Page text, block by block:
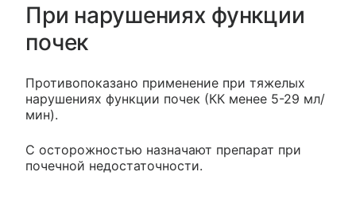
При нарушениях функции
почек
Противопоказано применение при тяжелых
нарушениях функции почек (КК менее 5-29 мл/
мин).
С осторожностью назначают препарат при
почечной недостаточности.